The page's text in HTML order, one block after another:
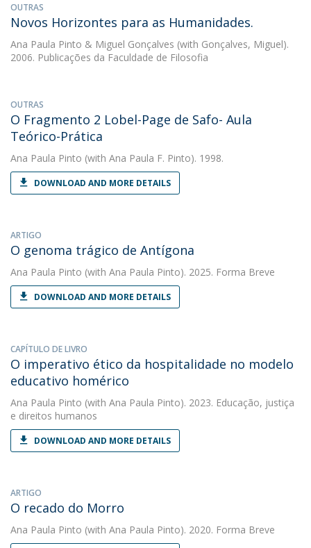
OUTRAS
Novos Horizontes para as Humanidades.
Ana Paula Pinto & Miguel Gonçalves (with Gonçalves, Miguel).
2006. Publicações da Faculdade de Filosofia
OUTRAS
O Fragmento 2 Lobel-Page de Safo- Aula
Teórico-Prática
Ana Paula Pinto (with Ana Paula F. Pinto). 1998.
DOWNLOAD AND MORE DETAILS
ARTIGO
O genoma trágico de Antígona
Ana Paula Pinto (with Ana Paula Pinto). 2025. Forma Breve
DOWNLOAD AND MORE DETAILS
CAPÍTULO DE LIVRO
O imperativo ético da hospitalidade no modelo
educativo homérico
Ana Paula Pinto (with Ana Paula Pinto). 2023. Educação, justiça
e direitos humanos
DOWNLOAD AND MORE DETAILS
ARTIGO
O recado do Morro
Ana Paula Pinto (with Ana Paula Pinto). 2020. Forma Breve